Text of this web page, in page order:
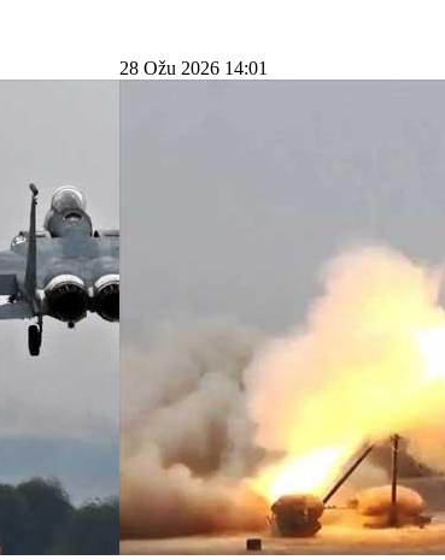
28 Ožu 2026 14:01